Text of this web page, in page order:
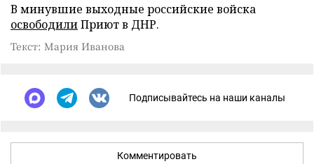
В минувшие выходные российские войска
освободилиПриют в ДНР.
Текст: Мария Иванова
Подписывайтесь на наши каналы
Комментировать